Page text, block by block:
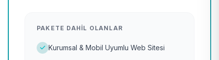
PAKETE DAHIL OLANLAR
Kurumsal & Mobil Uyumlu Web Sitesi